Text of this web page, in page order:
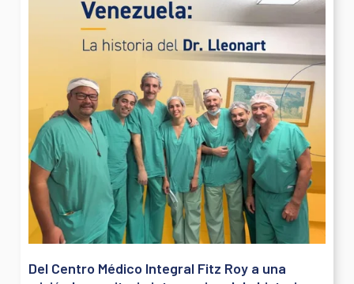
Del Centro Médico Integral Fitz Roy a una